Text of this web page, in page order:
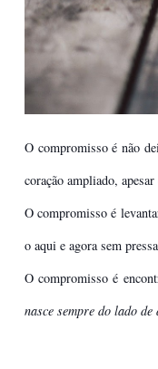
O compromisso é não
coração ampliado,
O compromisso é
o aqui e agora sem
O compromisso é
nasce sempre do lado de